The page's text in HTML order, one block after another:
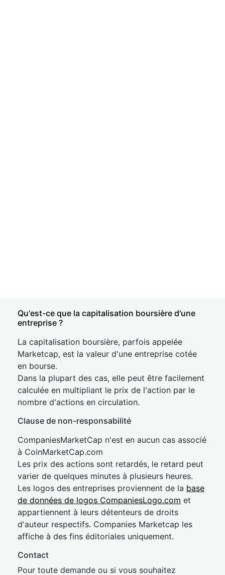
Qu'est-ce que la capitalisation boursière d'une
entreprise ?
La capitalisation boursière, parfois appelée
Marketcap, est la valeur d'une entreprise cotée
en bourse.
Dans la plupart des cas, elle peut être facilement
calculée en multipliant le prix de l'action par le
nombre d'actions en circulation.
Clause de non-responsabilité
CompaniesMarketCap n'est en aucun cas associé
à CoinMarketCap.com
Les prix des actions sont retardés, le retard peut
varier de quelques minutes à plusieurs heures.
Les logos des entreprises proviennent de la base
de données de logos CompaniesLogo.com et
appartiennent à leurs détenteurs de droits
d'auteur respectifs. Companies Marketcap les
affiche à des fins éditoriales uniquement.
Contact
Pour toute demande ou si vous souhaitez